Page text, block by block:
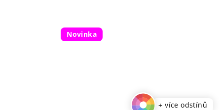
Novinka
+ více odstínů